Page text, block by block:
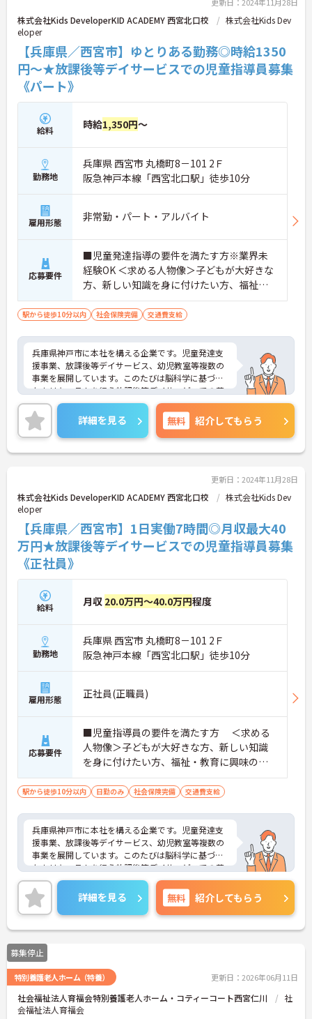
更新日：2024年11月28日
株式会社Kids DeveloperKID ACADEMY 西宮北口校
株式会社Kids Dev
eloper
【兵庫県／西宮市】ゆとりある勤務◎時給1350
円～★放課後等デイサービスでの児童指導員募集
《パート》
給料 時給1,350円～
勤務地
兵庫県 西宮市 丸橋町8－101 2Ｆ
阪急神戸本線「西宮北口駅」徒歩10分
雇用形態 非常勤・パート・アルバイト
応募要件
■児童発達指導の要件を満たす方※業界未
経験OK ＜求める人物像＞子どもが大好きな
方、新しい知識を身に付けたい方、福祉・
教育に興味のある方
駅から徒歩10分以内 社会保険完備 交通費支給
兵庫県神戸市に本社を構える企業です。児童発達支
援事業、放課後等デイサービス、幼児教室等複数の
事業を展開しています。このたびは脳科学に基づい
たカリキュラムを行う放課後等デイサービスでの募
集です。子供達の未来の為に多職種が一丸となり全
力でサポートしています。1日の実働は7時間、ハー
ドな職場ではなく、子どもとゆっくりと向き合える
あたたかい環境です。ご興味ある方には、面接対策
ポイントなど、さらに詳細をお話しいたしますので
詳細を見る 無料 紹介してもらう
更新日：2024年11月28日
株式会社Kids DeveloperKID ACADEMY 西宮北口校
株式会社Kids Dev
eloper
【兵庫県／西宮市】1日実働7時間◎月収最大40
万円★放課後等デイサービスでの児童指導員募集
《正社員》
給料 月収 20.0万円～40.0万円程度
勤務地
兵庫県 西宮市 丸橋町8－101 2Ｆ
阪急神戸本線「西宮北口駅」徒歩10分
雇用形態 正社員(正職員)
応募要件
■児童指導員の要件を満たす方 ＜求める
人物像＞子どもが大好きな方、新しい知識
を身に付けたい方、福祉・教育に興味のあ
る方
駅から徒歩10分以内 日勤のみ 社会保険完備 交通費支給
兵庫県神戸市に本社を構える企業です。児童発達支
援事業、放課後等デイサービス、幼児教室等複数の
事業を展開しています。このたびは脳科学に基づい
たカリキュラムを行う放課後等デイサービスでの募
集です。子供達の未来の為に多職種が一丸となり全
力でサポートしています。1日の実働は7時間、ハー
ドな職場ではなく、子どもとゆっくりと向き合える
あたたかい環境です。ご興味ある方には、面接対策
ポイントなど、さらに詳細をお話しいたしますので
お気軽にご相談ください！
詳細を見る 無料 紹介してもらう
募集停止
特別養護老人ホーム（特養） 更新日：2026年06月11日
社会福祉法人育福会特別養護老人ホーム・コティーコート西宮仁川
社
会福祉法人育福会